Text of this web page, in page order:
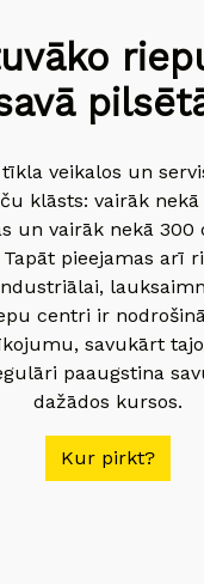
veikalos un
klāsts: vairāk
un vairāk nekā 300
pieejamas arī
centri ir
savukārt
paaugstina
dažādos kursos.
Kur pirkt?